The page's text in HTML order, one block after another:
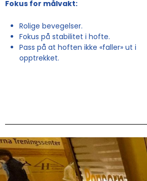
Fokus for målvakt:
Rolige bevegelser.
Fokus på stabilitet i hofte.
Pass på at hoften ikke «faller» ut i
opptrekket.